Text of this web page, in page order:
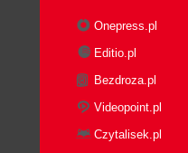
Onepress.pl
Editio.pl
Bezdroza.pl
Videopoint.pl
Czytalisek.pl